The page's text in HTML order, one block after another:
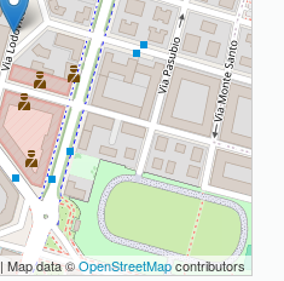
| Map data ©OpenStreetMapcontributors